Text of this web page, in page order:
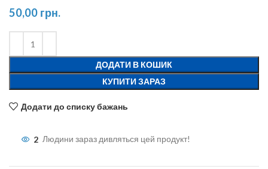
50,00 грн.
ДОДАТИ В КОШИК
КУПИТИ ЗАРАЗ
Додати до списку бажань
2 Людини зараз дивляться цей продукт!